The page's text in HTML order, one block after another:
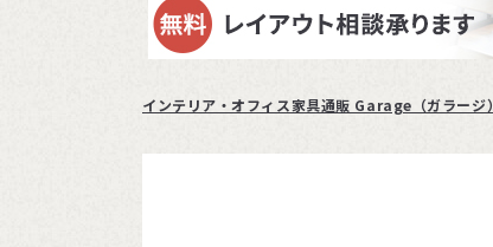
インテリア・オフィス家具通販 Garage（ガラージ）